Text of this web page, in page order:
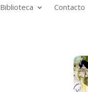
Biblioteca Contacto